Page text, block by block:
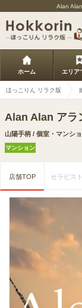
Alan
ホーム エリア
ほっこりん リラク版
Alan Alan アラ
山陽手柄 / 個室・マンシ
マンション
店舗TOP セラピスト